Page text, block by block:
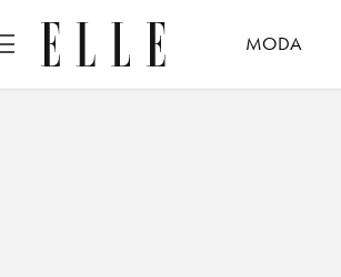
MODA